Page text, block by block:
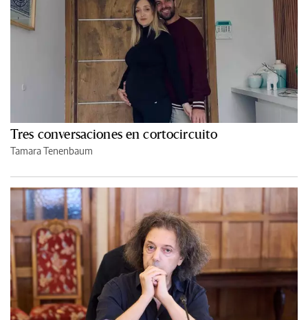
Tres conversaciones en cortocircuito
Tamara Tenenbaum